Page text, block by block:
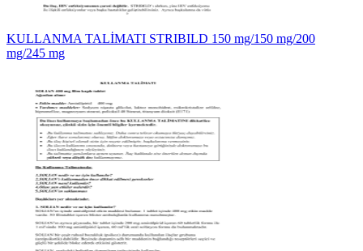
KULLANMA TALİMATI STRIBILD 150 mg/150 mg/200
mg/245 mg